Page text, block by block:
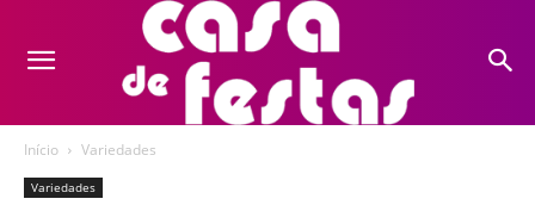
Início Variedades
Variedades